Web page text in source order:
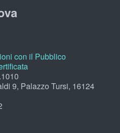
con il Pubblico
9, Palazzo Tursi, 16124